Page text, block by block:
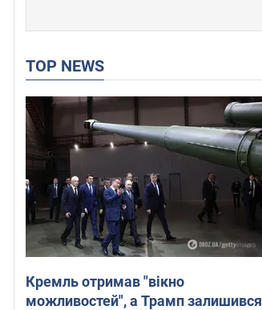
TOP NEWS
Кремль отримав "вікно
можливостей", а Трамп залишився